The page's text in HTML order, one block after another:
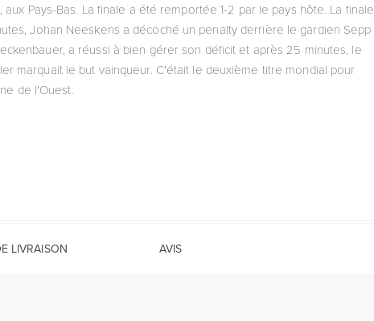
Pays-Bas. La finale a été remportée 1-2 par le pays hôte. La finale
Johan Neeskens a décoché un penalty derrière le gardien Sepp
a réussi à bien gérer son déficit et après 25 minutes, le
marquait le but vainqueur. C'était le deuxième titre mondial pour
de l'Ouest.
LIVRAISON AVIS